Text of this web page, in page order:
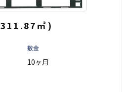
311.87㎡ )
敷金
10ヶ月